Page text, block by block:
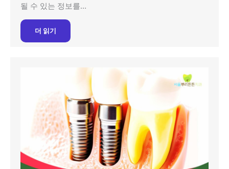
될 수 있는 정보를…
더 읽기